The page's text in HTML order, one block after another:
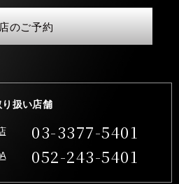
のご予約
り扱い店舗
03-3377-5401
052-243-5401